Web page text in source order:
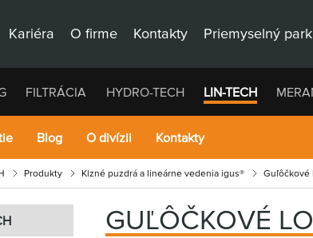
Kariéra O firme Kontakty Priemyselný
FILTRÁCIA HYDRO-TECH LIN-TECH
Blog O divízii Kontakty
Produkty Klzné puzdrá a lineárne vedenia igus® Guľôčkové
GUĽÔČKOVÉ